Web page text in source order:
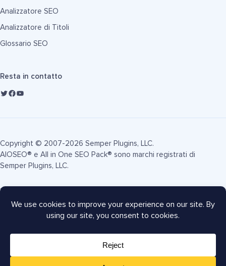
Analizzatore SEO
Analizzatore di Titoli
Glossario SEO
Resta in contatto
Copyright © 2007-2026 Semper Plugins, LLC.
AIOSEO® e All in One SEO Pack® sono marchi registrati di
Semper Plugins, LLC.
Termini di Servizio
Mappa del sito
Coupon AIOSEO